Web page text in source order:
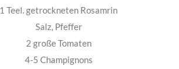
1 Teel. getrockneten Rosamrin
Salz, Pfeffer
2 große Tomaten
4-5 Champignons